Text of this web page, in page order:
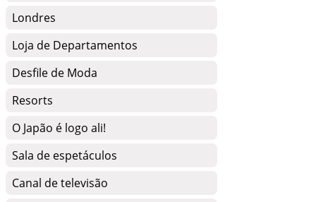
Londres
Loja de Departamentos
Desfile de Moda
Resorts
O Japão é logo ali!
Sala de espetáculos
Canal de televisão